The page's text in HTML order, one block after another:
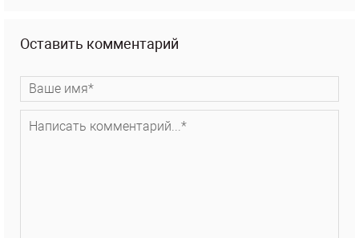
Оставить комментарий